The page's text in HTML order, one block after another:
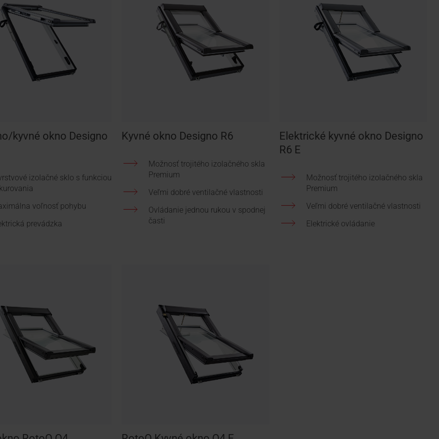
kyvné okno Designo
izolačné sklo s funkciou
voľnosť pohybu
prevádzka
Kyvné okno Designo R6
Možnosť trojitého izolačného skla
Premium
Veľmi dobré ventilačné vlastnosti
Ovládanie jednou rukou v spodnej
časti
Elektrické kyvné okno Designo
R6 E
Možnosť trojitého izolačného skla
Premium
Veľmi dobré ventilačné vlastnosti
Elektrické ovládanie